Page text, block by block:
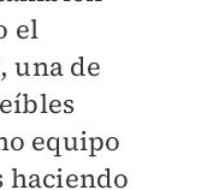
el
, una de
equipo
haciendo